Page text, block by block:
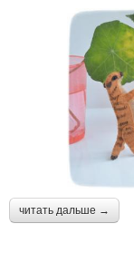
читать дальше →